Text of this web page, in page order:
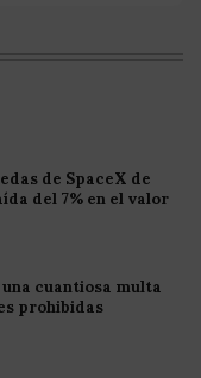
de SpaceX de
del 7% en el valor
cuantiosa multa
prohibidas